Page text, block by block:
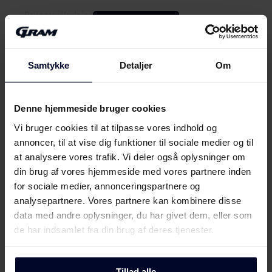
Samtykke Detaljer Om
Denne hjemmeside bruger cookies
Vi bruger cookies til at tilpasse vores indhold og
annoncer, til at vise dig funktioner til sociale medier og til
at analysere vores trafik. Vi deler også oplysninger om
din brug af vores hjemmeside med vores partnere inden
for sociale medier, annonceringspartnere og
analysepartnere. Vores partnere kan kombinere disse
data med andre oplysninger, du har givet dem, eller som
de har indsamlet fra din brug af deres tjenester.
Brugervejledning
Sikkerhedsoplysninger og
advarsler (DK)
advarsler (FI)
Sikkerhedsoplysninger og
advarsler (NO)
Download
Sikkerhedsoplysninger og
advarsler (SV)
Sikkerhedsoplysninger og
Download